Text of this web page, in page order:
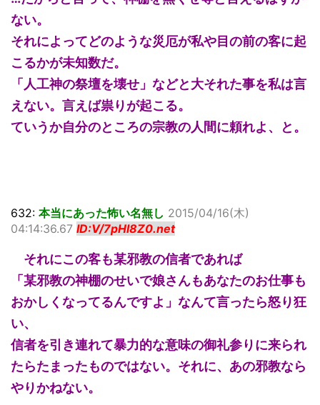
ない。
それによってどのような災厄が私や目の前の客に起
こるかが未知数だ。
「人工神の祭壇を壊せ」などと大それた事を私は言
えない。言えば祟りが起こる。
ていうか自分のところの宗教の人間に頼れよ、と。
632: 本当にあった怖い名無し 2015/04/16(木)
04:14:36.67 ID:V/7pHl8Z0.net
それにこの客も某邪教の信者であれば
「某邪教の神棚のせいで娘さんもあなたのお仕事も
おかしくなってるんですよ」なんて言ったら怒り狂
い、
信者を引き連れて暴力的な意味の御礼参りに来られ
たらたまったものではない。それに、あの邪教なら
やりかねない。